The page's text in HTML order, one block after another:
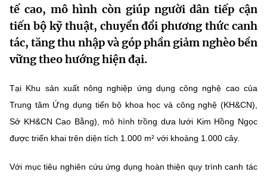
Sở Khoa học và Công nghệ
Chuyển đổi số
Bưu chính, Viễn thông
Tiêu chuẩn, đo lường, chất lượng
Năng lượng nguyên tử
Tin tổng hợp
Văn bản QPPL
Văn bản chỉ đạo điều hành
MST IOFFICE
THỐNG KÊ
Khoa học và Công nghệ
Chuyển đổi số
Multimedia
THƯ ĐIỆN TỬ
Khác
Videos
Infographic
tế cao, mô hình còn giúp người dân tiếp cận
tiến bộ kỹ thuật, chuyển đổi phương thức canh
tác, tăng thu nhập và góp phần giảm nghèo bền
vững theo hướng hiện đại.
Tại Khu sản xuất nông nghiệp ứng dụng công nghệ cao của
Trung tâm Ứng dụng tiến bộ khoa học và công nghệ (KH&CN),
Sở KH&CN Cao Bằng), mô hình trồng dưa lưới Kim Hồng Ngọc
được triển khai trên diện tích 1.000 m² với khoảng 1.000 cây.
Với mục tiêu nghiên cứu ứng dụng hoàn thiện quy trình canh tác